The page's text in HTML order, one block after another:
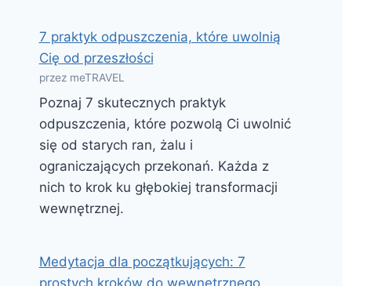
7 praktyk odpuszczenia, które uwolnią
Cię od przeszłości
przez meTRAVEL
Poznaj 7 skutecznych praktyk
odpuszczenia, które pozwolą Ci uwolnić
się od starych ran, żalu i
ograniczających przekonań. Każda z
nich to krok ku głębokiej transformacji
wewnętrznej.
Medytacja dla początkujących: 7